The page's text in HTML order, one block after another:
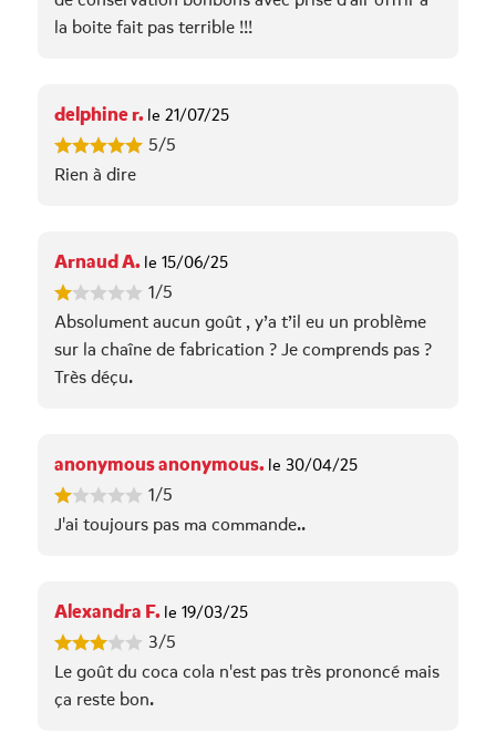
la boite fait pas terrible !!!
delphine r. le 21/07/25
5/5
Rien à dire
Arnaud A. le 15/06/25
1/5
Absolument aucun goût , y’a t’il eu un problème
sur la chaîne de fabrication ? Je comprends pas ?
Très déçu.
anonymous anonymous. le 30/04/25
1/5
J'ai toujours pas ma commande..
Alexandra F. le 19/03/25
3/5
Le goût du coca cola n'est pas très prononcé mais
ça reste bon.